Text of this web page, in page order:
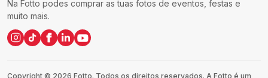
Na Fotto podes comprar as tuas fotos de eventos, festas e
muito mais.
Copyright © 2026 Fotto. Todos os direitos reservados. A Fotto é um